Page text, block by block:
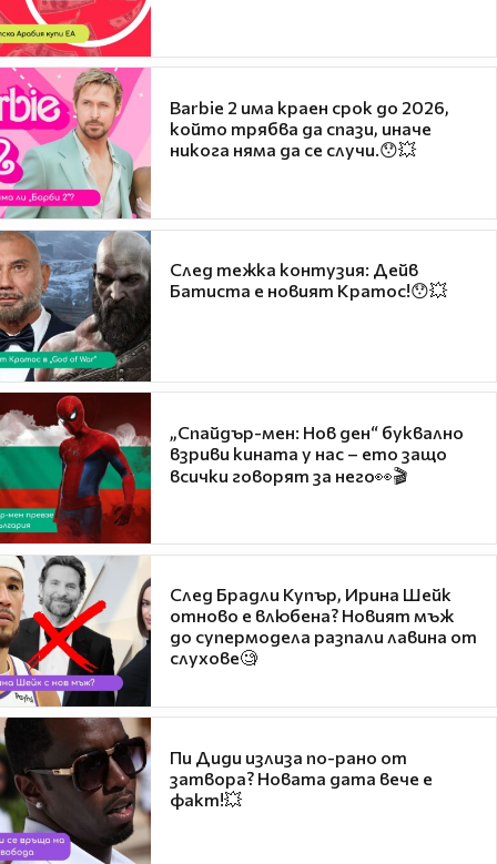
Barbie 2 има краен срок до 2026,
който трябва да спази, иначе
никога няма да се случи.😯💥
След тежка контузия: Дейв
Батиста е новият Кратос!😯💥
„Спайдър-мен: Нов ден“ буквално
взриви кината у нас – ето защо
всички говорят за него👀🎬
След Брадли Купър, Ирина Шейк
отново е влюбена? Новият мъж
до супермодела разпали лавина от
слухове🧐
Пи Диди излиза по-рано от
затвора? Новата дата вече е
факт!💥